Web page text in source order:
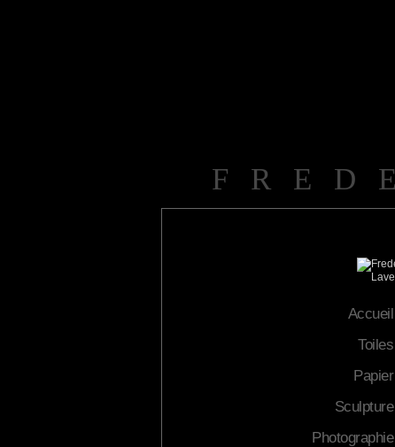
Accueil
Toiles
Papier
Sculpture
Photographie